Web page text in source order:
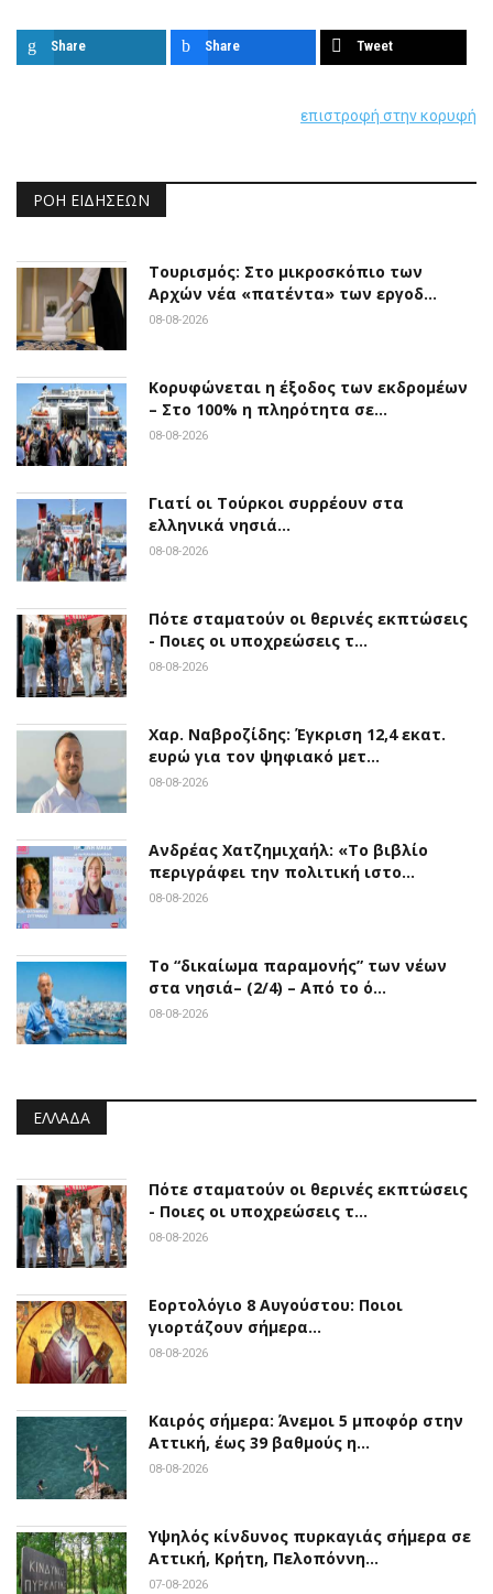
Share Share Tweet
επιστροφή στην κορυφή
ΡΟΉ ΕΙΔΉΣΕΩΝ
Τουρισμός: Στο μικροσκόπιο των
Αρχών νέα «πατέντα» των εργοδ…
08-08-2026
Κορυφώνεται η έξοδος των εκδρομέων
– Στο 100% η πληρότητα σε…
08-08-2026
Γιατί οι Τούρκοι συρρέουν στα
ελληνικά νησιά…
08-08-2026
Πότε σταματούν οι θερινές εκπτώσεις
- Ποιες οι υποχρεώσεις τ…
08-08-2026
Χαρ. Ναβροζίδης: Έγκριση 12,4 εκατ.
ευρώ για τον ψηφιακό μετ…
08-08-2026
Ανδρέας Χατζημιχαήλ: «Το βιβλίο
περιγράφει την πολιτική ιστο…
08-08-2026
Το “δικαίωμα παραμονής” των νέων
στα νησιά– (2/4) – Από το ό…
08-08-2026
ΕΛΛΆΔΑ
Πότε σταματούν οι θερινές εκπτώσεις
- Ποιες οι υποχρεώσεις τ…
08-08-2026
Εορτολόγιο 8 Αυγούστου: Ποιοι
γιορτάζουν σήμερα…
08-08-2026
Καιρός σήμερα: Άνεμοι 5 μποφόρ στην
Αττική, έως 39 βαθμούς η…
08-08-2026
Υψηλός κίνδυνος πυρκαγιάς σήμερα σε
Αττική, Κρήτη, Πελοπόννη…
07-08-2026